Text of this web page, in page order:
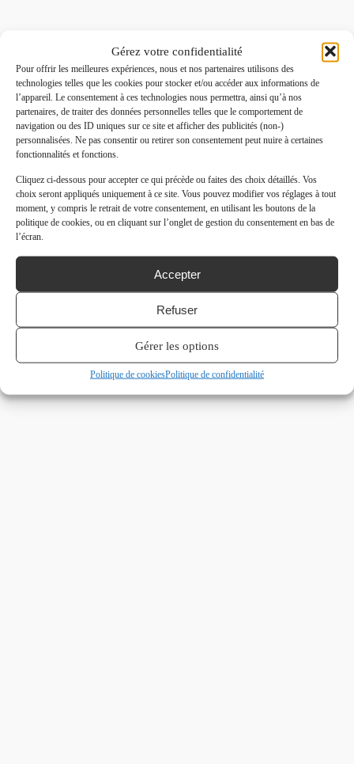
Gérez votre confidentialité
Pour offrir les meilleures expériences, nous et nos partenaires utilisons des
technologies telles que les cookies pour stocker et/ou accéder aux informations de
l’appareil. Le consentement à ces technologies nous permettra, ainsi qu’à nos
partenaires, de traiter des données personnelles telles que le comportement de
navigation ou des ID uniques sur ce site et afficher des publicités (non-)
personnalisées. Ne pas consentir ou retirer son consentement peut nuire à certaines
fonctionnalités et fonctions.
Cliquez ci-dessous pour accepter ce qui précède ou faites des choix détaillés. Vos
choix seront appliqués uniquement à ce site. Vous pouvez modifier vos réglages à tout
moment, y compris le retrait de votre consentement, en utilisant les boutons de la
politique de cookies, ou en cliquant sur l’onglet de gestion du consentement en bas de
l’écran.
Accepter
Refuser
Gérer les options
Politique de cookiesPolitique de confidentialité